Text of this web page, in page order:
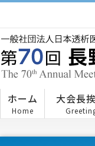
ホーム
Home
大会長